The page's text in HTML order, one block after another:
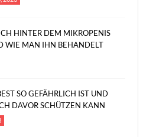
HINTER DEM MIKROPENIS
WIE MAN IHN BEHANDELT
SO GEFÄHRLICH IST UND
DAVOR SCHÜTZEN KANN